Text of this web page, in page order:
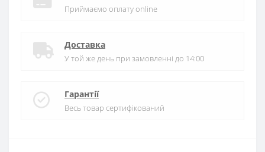
Приймаємо оплату online
Доставка
У той же день при замовленні до 14:00
Гарантії
Весь товар сертифікований